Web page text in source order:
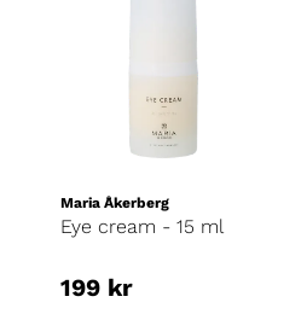
Maria Åkerberg
Eye cream - 15 ml
199 kr